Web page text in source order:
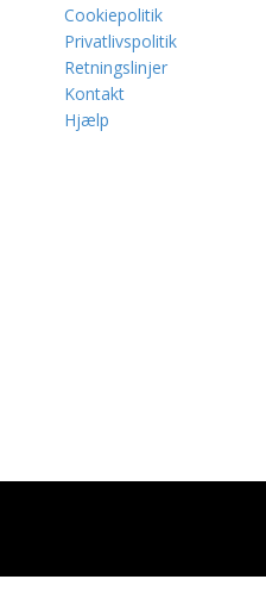
Cookiepolitik
Privatlivspolitik
Retningslinjer
Kontakt
Hjælp